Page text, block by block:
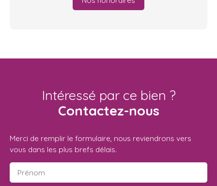
Intéressé par ce bien ?
Contactez-nous
Merci de remplir le formulaire, nous reviendrons vers
vous dans les plus brefs délais.
Prénom